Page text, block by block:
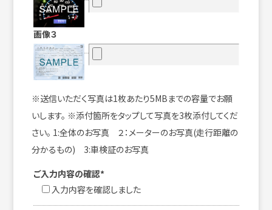
画像３
※送信いただく写真は1枚あたり5MBまでの容量でお願
いします。 ※添付箇所をタップして写真を3枚添付してくだ
さい。 1:全体のお写真 ２：メーターのお写真(走行距離の
分かるもの) 3:車検証のお写真
ご入力内容の確認*
入力内容を確認しました